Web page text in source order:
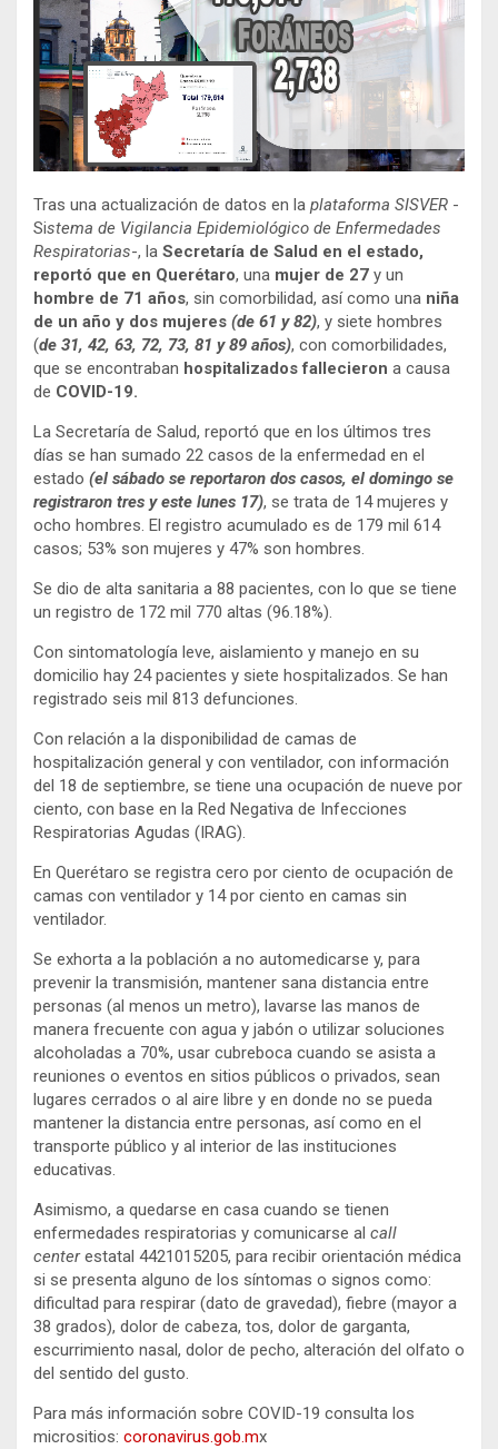
Tras una actualización de datos en la plataforma SISVER -
Sistema de Vigilancia Epidemiológico de Enfermedades
Respiratorias-, la Secretaría de Salud en el estado,
reportó que en Querétaro, una mujer de 27 y un
hombre de 71 años, sin comorbilidad, así como una niña
de un año y dos mujeres (de 61 y 82), y siete hombres
(de 31, 42, 63, 72, 73, 81 y 89 años), con comorbilidades,
que se encontraban hospitalizados fallecieron a causa
de COVID-19.
La Secretaría de Salud, reportó que en los últimos tres
días se han sumado 22 casos de la enfermedad en el
estado (el sábado se reportaron dos casos, el domingo se
registraron tres y este lunes 17), se trata de 14 mujeres y
ocho hombres. El registro acumulado es de 179 mil 614
casos; 53% son mujeres y 47% son hombres.
Se dio de alta sanitaria a 88 pacientes, con lo que se tiene
un registro de 172 mil 770 altas (96.18%).
Con sintomatología leve, aislamiento y manejo en su
domicilio hay 24 pacientes y siete hospitalizados. Se han
registrado seis mil 813 defunciones.
Con relación a la disponibilidad de camas de
hospitalización general y con ventilador, con información
del 18 de septiembre, se tiene una ocupación de nueve por
ciento, con base en la Red Negativa de Infecciones
Respiratorias Agudas (IRAG).
En Querétaro se registra cero por ciento de ocupación de
camas con ventilador y 14 por ciento en camas sin
ventilador.
Se exhorta a la población a no automedicarse y, para
prevenir la transmisión, mantener sana distancia entre
personas (al menos un metro), lavarse las manos de
manera frecuente con agua y jabón o utilizar soluciones
alcoholadas a 70%, usar cubreboca cuando se asista a
reuniones o eventos en sitios públicos o privados, sean
lugares cerrados o al aire libre y en donde no se pueda
mantener la distancia entre personas, así como en el
transporte público y al interior de las instituciones
educativas.
Asimismo, a quedarse en casa cuando se tienen
enfermedades respiratorias y comunicarse al call
centerestatal 4421015205, para recibir orientación médica
si se presenta alguno de los síntomas o signos como:
dificultad para respirar (dato de gravedad), fiebre (mayor a
38 grados), dolor de cabeza, tos, dolor de garganta,
escurrimiento nasal, dolor de pecho, alteración del olfato o
del sentido del gusto.
Para más información sobre COVID-19 consulta los
micrositios: coronavirus.gob.mx